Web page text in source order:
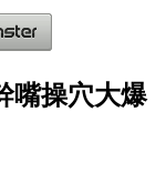
嘴操穴大爆